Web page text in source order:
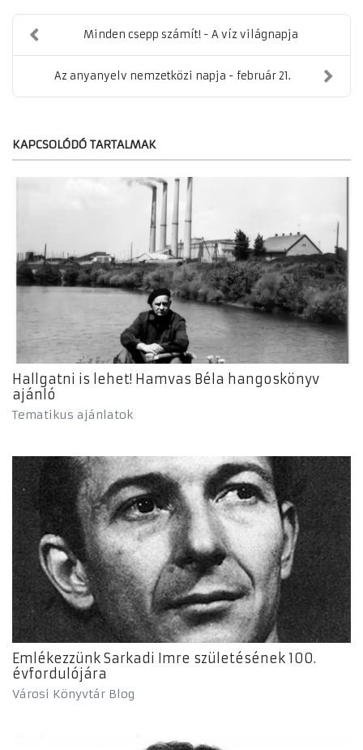
Minden csepp számít! - A víz világnapja
Az anyanyelv nemzetközi napja - február 21.
KAPCSOLÓDÓ TARTALMAK
Hallgatni is lehet! Hamvas Béla hangoskönyv
ajánló
Tematikus ajánlatok
Emlékezzünk Sarkadi Imre születésének 100.
évfordulójára
Városi Könyvtár Blog